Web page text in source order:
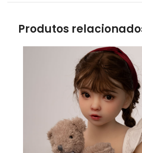
Produtos